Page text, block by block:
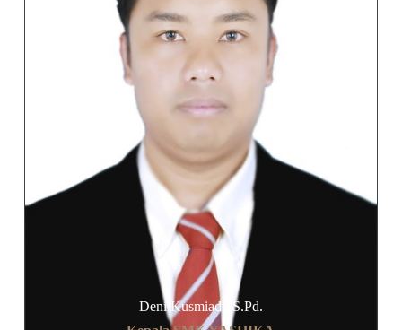
Deni Kusmiadi, S.Pd.